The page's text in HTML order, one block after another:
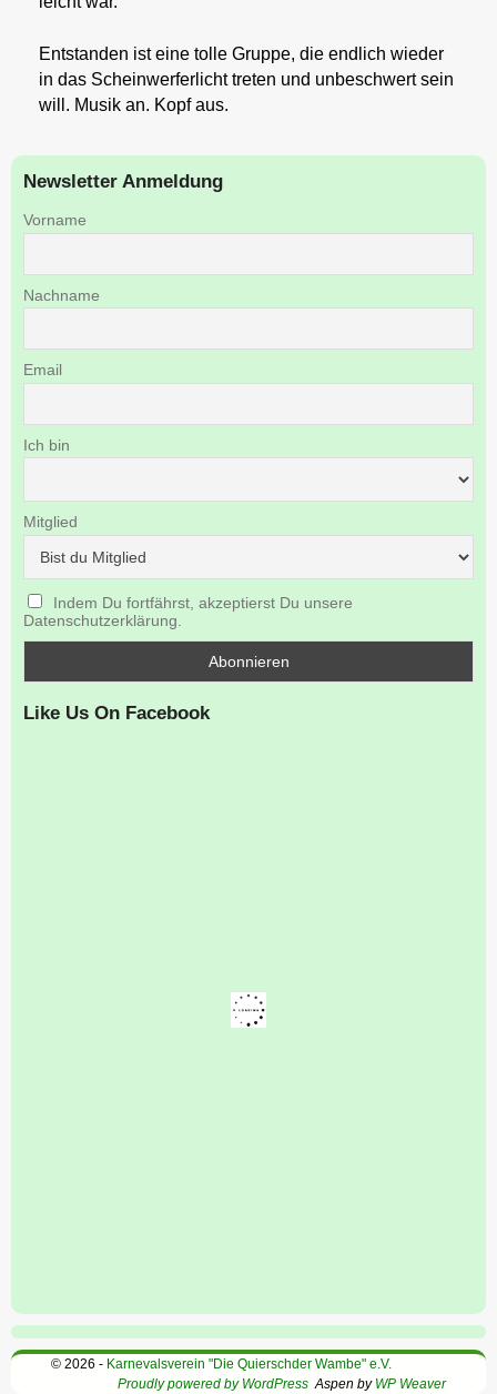
Entstanden ist eine tolle Gruppe, die endlich wieder
in das Scheinwerferlicht treten und unbeschwert sein
will. Musik an. Kopf aus.
Newsletter Anmeldung
Vorname
Nachname
Email
Ich bin
Mitglied
Indem Du fortfährst, akzeptierst Du unsere
Datenschutzerklärung.
Like Us On Facebook
© 2026 - Karnevalsverein "Die Quierschder Wambe" e.V.
Proudly powered by WordPress Aspen by WP Weaver